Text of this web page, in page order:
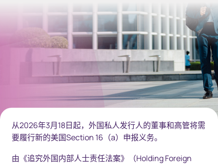
从2026年3月18日起，外国私人发行人的董事和高管将需
要履行新的美国Section 16（a）申报义务。
由《追究外国内部人士责任法案》（Holding Foreign